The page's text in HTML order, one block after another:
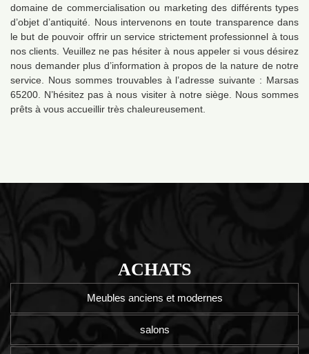
domaine de commercialisation ou marketing des différents types
d’objet d’antiquité. Nous intervenons en toute transparence dans
le but de pouvoir offrir un service strictement professionnel à tous
nos clients. Veuillez ne pas hésiter à nous appeler si vous désirez
nous demander plus d’information à propos de la nature de notre
service. Nous sommes trouvables à l’adresse suivante : Marsas
65200. N’hésitez pas à nous visiter à notre siège. Nous sommes
prêts à vous accueillir très chaleureusement.
ACHATS
Meubles anciens et modernes
salons